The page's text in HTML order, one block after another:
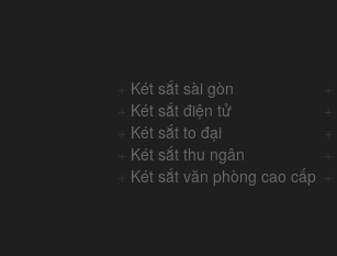
Két sắt sài gòn
Két sắt điện tử
Két sắt to đại
Két sắt thu ngân
Két sắt văn phòng cao cấp